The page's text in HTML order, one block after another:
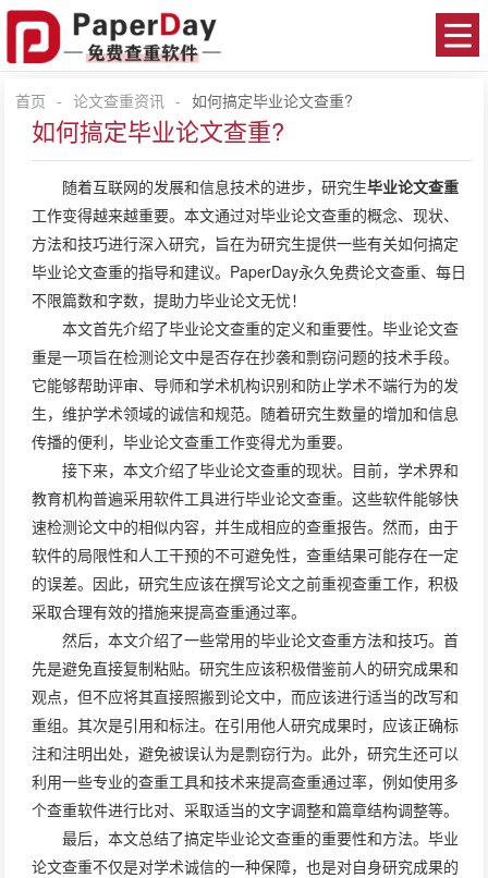
首页 - 论文查重资讯 - 如何搞定毕业论文查重?
如何搞定毕业论文查重?
随着互联网的发展和信息技术的进步，研究生毕业论文查重
工作变得越来越重要。本文通过对毕业论文查重的概念、现状、
方法和技巧进行深入研究，旨在为研究生提供一些有关如何搞定
毕业论文查重的指导和建议。PaperDay永久免费论文查重、每日
不限篇数和字数，提助力毕业论文无忧！
本文首先介绍了毕业论文查重的定义和重要性。毕业论文查
重是一项旨在检测论文中是否存在抄袭和剽窃问题的技术手段。
它能够帮助评审、导师和学术机构识别和防止学术不端行为的发
生，维护学术领域的诚信和规范。随着研究生数量的增加和信息
传播的便利，毕业论文查重工作变得尤为重要。
接下来，本文介绍了毕业论文查重的现状。目前，学术界和
教育机构普遍采用软件工具进行毕业论文查重。这些软件能够快
速检测论文中的相似内容，并生成相应的查重报告。然而，由于
软件的局限性和人工干预的不可避免性，查重结果可能存在一定
的误差。因此，研究生应该在撰写论文之前重视查重工作，积极
采取合理有效的措施来提高查重通过率。
然后，本文介绍了一些常用的毕业论文查重方法和技巧。首
先是避免直接复制粘贴。研究生应该积极借鉴前人的研究成果和
观点，但不应将其直接照搬到论文中，而应该进行适当的改写和
重组。其次是引用和标注。在引用他人研究成果时，应该正确标
注和注明出处，避免被误认为是剽窃行为。此外，研究生还可以
利用一些专业的查重工具和技术来提高查重通过率，例如使用多
个查重软件进行比对、采取适当的文字调整和篇章结构调整等。
最后，本文总结了搞定毕业论文查重的重要性和方法。毕业
论文查重不仅是对学术诚信的一种保障，也是对自身研究成果的